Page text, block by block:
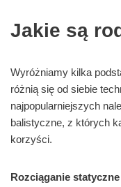
Jakie są
Wyróżniamy kilka
różnią się od siebie
najpopularniejszych
balistyczne, z których
korzyści.
Rozciąganie statyczne